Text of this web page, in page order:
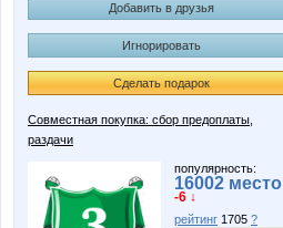
Добавить в друзья
Игнорировать
Сделать подарок
Совместная покупка: сбор предоплаты,
раздачи
популярность:
16002 место
-6 ↓
рейтинг 1705 ?